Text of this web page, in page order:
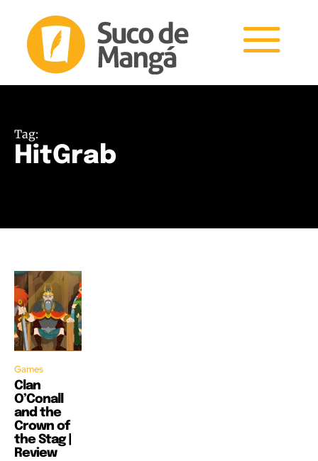
Tag:
HitGrab
Games
Clan
O’Conall
and the
Crown of
the Stag |
Review